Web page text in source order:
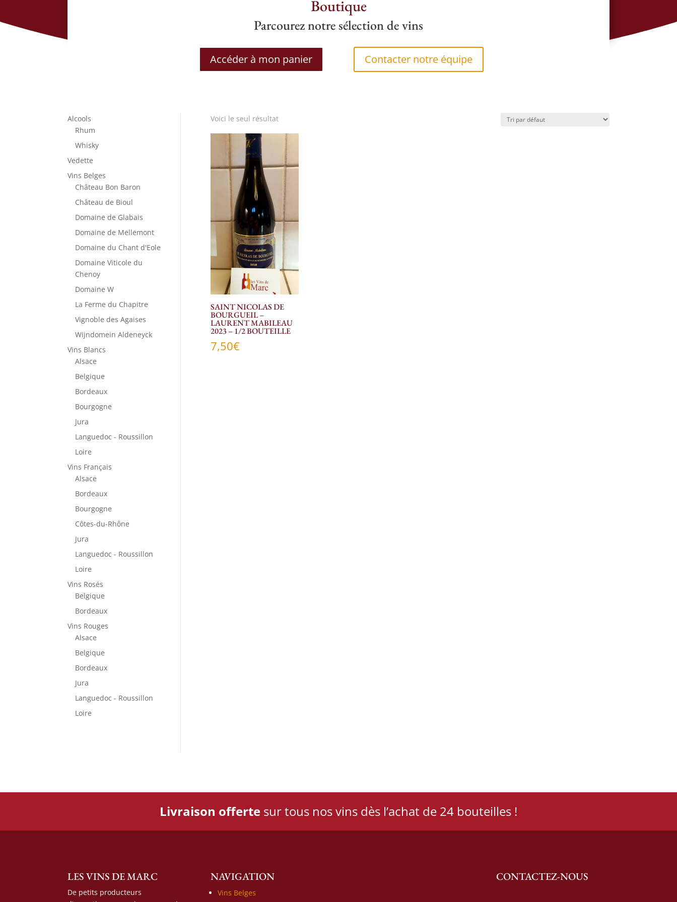
Boutique
Parcourez notre sélection de vins
Accéder à mon panier Contacter notre équipe
Alcools
Rhum
Whisky
Vedette
Vins Belges
Château Bon Baron
Château de Bioul
Domaine de Glabais
Domaine de Mellemont
Domaine du Chant d'Eole
Domaine Viticole du
Chenoy
Domaine W
La Ferme du Chapitre
Vignoble des Agaises
Wijndomein Aldeneyck
Vins Blancs
Alsace
Belgique
Bordeaux
Bourgogne
Jura
Languedoc - Roussillon
Loire
Vins Français
Alsace
Bordeaux
Bourgogne
Côtes-du-Rhône
Jura
Languedoc - Roussillon
Loire
Vins Rosés
Belgique
Bordeaux
Vins Rouges
Alsace
Belgique
Bordeaux
Jura
Languedoc - Roussillon
Loire
Voici le seul résultat
SAINT NICOLAS DE
BOURGUEIL –
LAURENT MABILEAU
2023 – 1/2 BOUTEILLE
7,50€
Livraison offerte sur tous nos vins dès l’achat de 24 bouteilles !
LES VINS DE MARC
De petits producteurs
NAVIGATION
Vins Belges
CONTACTEZ-NOUS